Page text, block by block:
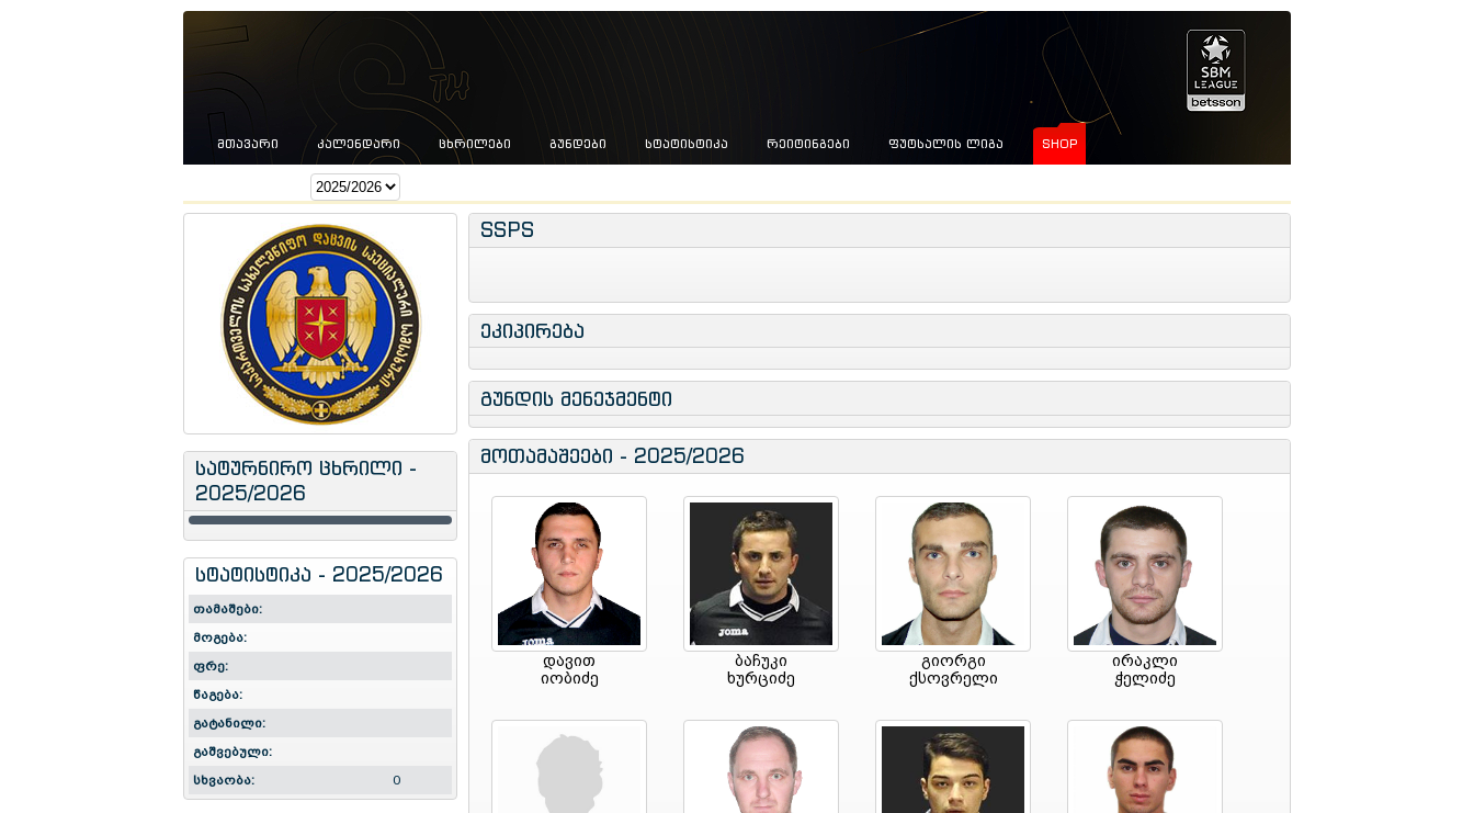
ᲛᲗᲐᲕᲐᲠᲘ ᲙᲐᲚᲔᲜᲓᲐᲠᲘ ᲪᲮᲠᲘᲚᲔᲑᲘ ᲒᲣᲜᲓᲔᲑᲘ ᲡᲢᲐᲢᲘᲡᲢᲘᲙᲐ ᲠᲔᲘᲢᲘᲜᲒᲔᲑᲘ ᲤᲣᲢᲡᲐᲚᲘᲡ ᲚᲘᲒᲐ SHOP
სატურნირო ცხრილი -
2025/2026
სტატისტიკა - 2025/2026
თამაშები:
მოგება:
ფრე:
წაგება:
გატანილი:
გაშვებული:
სხვაობა:
0
SSPS
ეკიპირება
გუნდის მენეჯმენტი
მოთამაშეები - 2025/2026
დავით
იობიძე
ბაჩუკი
ხურციძე
გიორგი
ქსოვრელი
ირაკლი
ჭელიძე